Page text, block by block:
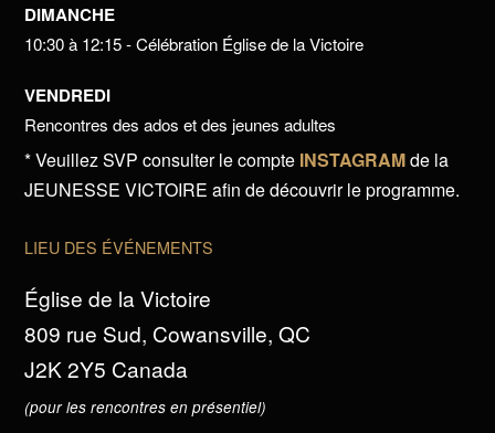
DIMANCHE
10:30 à 12:15 - Célébration Église de la Victoire
VENDREDI
Rencontres des ados et des jeunes adultes
* Veuillez SVP consulter le compte INSTAGRAMde la
JEUNESSE VICTOIRE afin de découvrir le programme.
LIEU DES ÉVÉNEMENTS
Église de la Victoire
809 rue Sud, Cowansville, QC
J2K 2Y5 Canada
(pour les rencontres en présentiel)